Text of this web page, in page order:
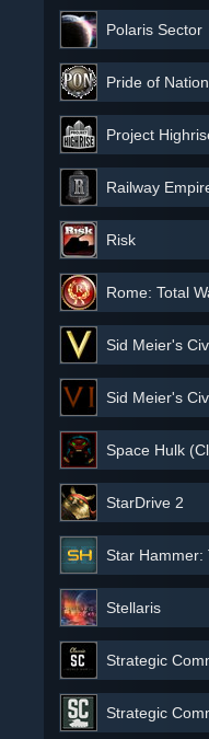
Polaris Sector
Pride of
Project
Railway
Risk
Rome: Total
Sid Meier's
Sid Meier's
Space Hulk
StarDrive 2
Star Hammer:
Stellaris
Strategic
Strategic